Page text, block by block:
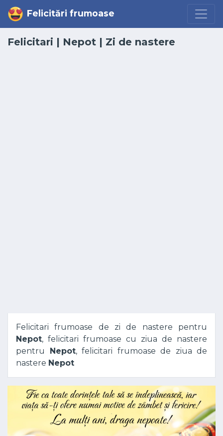
Felicitări frumoase
Felicitari | Nepot | Zi de nastere
Felicitari frumoase de zi de nastere pentru
Nepot, felicitari frumoase cu ziua de nastere
pentru Nepot, felicitari frumoase de ziua de
nastere Nepot